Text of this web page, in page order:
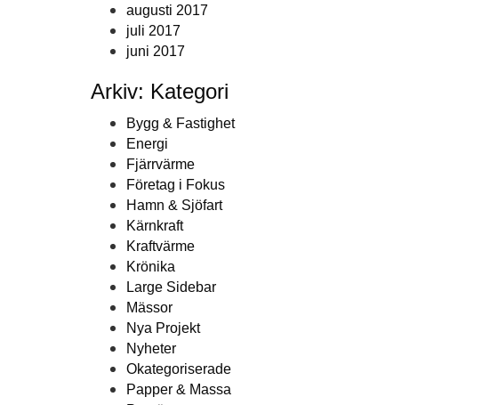
augusti 2017
juli 2017
juni 2017
Arkiv: Kategori
Bygg & Fastighet
Energi
Fjärrvärme
Företag i Fokus
Hamn & Sjöfart
Kärnkraft
Kraftvärme
Krönika
Large Sidebar
Mässor
Nya Projekt
Nyheter
Okategoriserade
Papper & Massa